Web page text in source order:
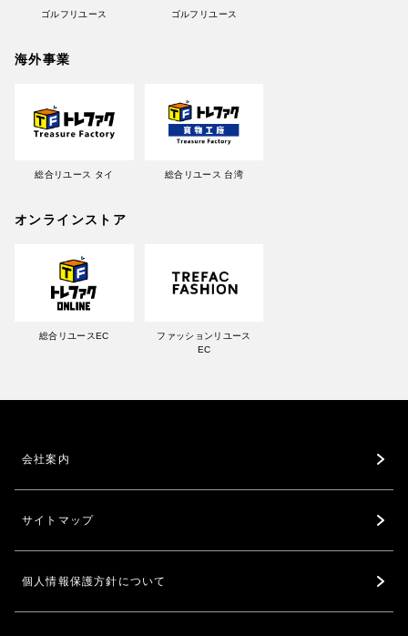
ゴルフリユース ゴルフリユース
海外事業
総合リユース タイ 総合リユース 台湾
オンラインストア
総合リユースEC
ファッションリユース
EC
会社案内
サイトマップ
個人情報保護方針について